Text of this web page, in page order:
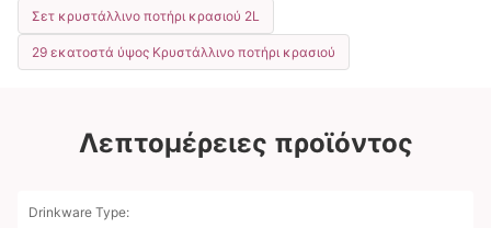
Σετ κρυστάλλινο ποτήρι κρασιού 2L
29 εκατοστά ύψος Κρυστάλλινο ποτήρι κρασιού
Λεπτομέρειες προϊόντος
Drinkware Type: